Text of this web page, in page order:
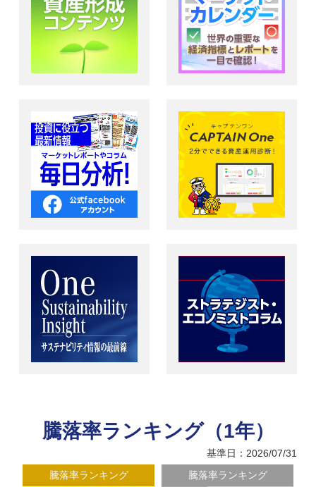
騰落率ランキング（1年）
基準日：2026/07/31
騰落率ランキング
騰落率ランキング